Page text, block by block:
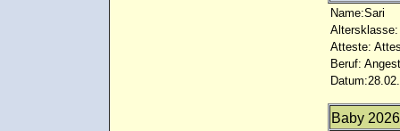
Name:Sari
Altersklasse:
Atteste:
Beruf:
Baby